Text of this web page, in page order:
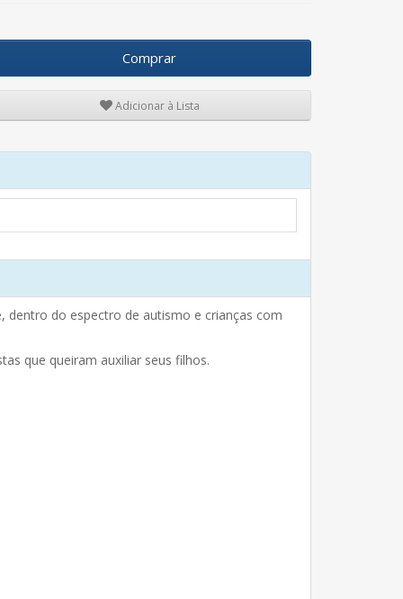
Comprar
Adicionar à Lista
dentro do espectro de autismo e crianças com
que queiram auxiliar seus filhos.